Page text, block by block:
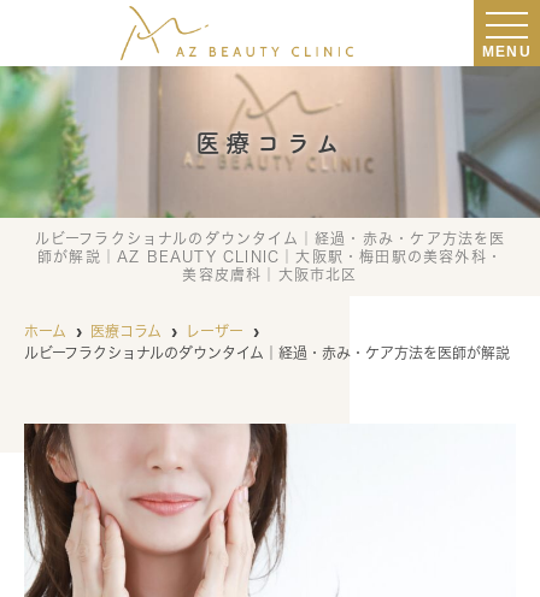
MENU
医療コラム
ルビーフラクショナルのダウンタイム｜経過・赤み・ケア方法を医
師が解説｜AZ BEAUTY CLINIC｜大阪駅・梅田駅の美容外科・
美容皮膚科｜大阪市北区
ホーム 医療コラム
レーザー
ルビーフラクショナルのダウンタイム｜経過・赤み・ケア方法を医師が解説